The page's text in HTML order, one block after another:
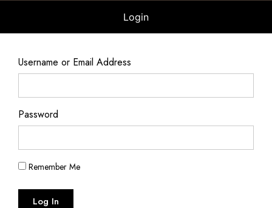
Login
Username or Email Address
Password
Remember Me
Log In